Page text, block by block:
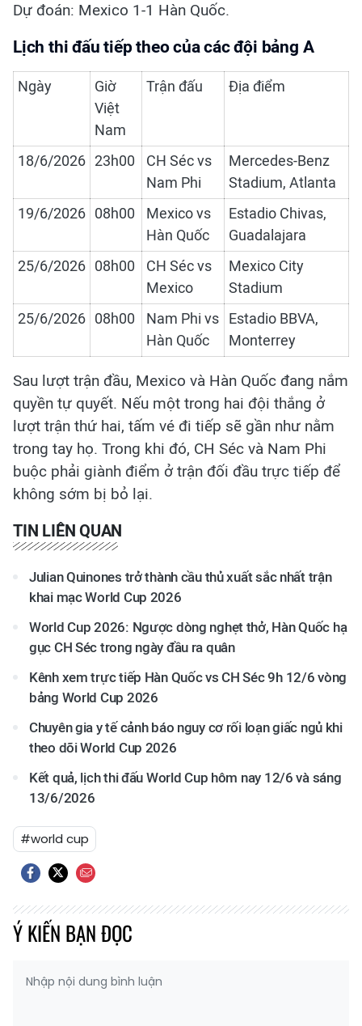
Dự đoán: Mexico 1-1 Hàn Quốc.
Lịch thi đấu tiếp theo của các đội bảng A
Ngày
Giờ
Việt
Nam
Trận đấu Địa điểm
18/6/2026 23h00
CH Séc vs
Nam Phi
Mercedes-Benz
Stadium, Atlanta
19/6/2026 08h00
Mexico vs
Hàn Quốc
Estadio Chivas,
Guadalajara
25/6/2026 08h00
CH Séc vs
Mexico
Mexico City
Stadium
25/6/2026 08h00
Nam Phi vs
Hàn Quốc
Estadio BBVA,
Monterrey
Sau lượt trận đầu, Mexico và Hàn Quốc đang nắm
quyền tự quyết. Nếu một trong hai đội thắng ở
lượt trận thứ hai, tấm vé đi tiếp sẽ gần như nằm
trong tay họ. Trong khi đó, CH Séc và Nam Phi
buộc phải giành điểm ở trận đối đầu trực tiếp để
không sớm bị bỏ lại.
TIN LIÊN QUAN
Julian Quinones trở thành cầu thủ xuất sắc nhất trận
khai mạc World Cup 2026
World Cup 2026: Ngược dòng nghẹt thở, Hàn Quốc hạ
gục CH Séc trong ngày đầu ra quân
Kênh xem trực tiếp Hàn Quốc vs CH Séc 9h 12/6 vòng
bảng World Cup 2026
Chuyên gia y tế cảnh báo nguy cơ rối loạn giấc ngủ khi
theo dõi World Cup 2026
Kết quả, lịch thi đấu World Cup hôm nay 12/6 và sáng
13/6/2026
#world cup
Ý KIẾN BẠN ĐỌC